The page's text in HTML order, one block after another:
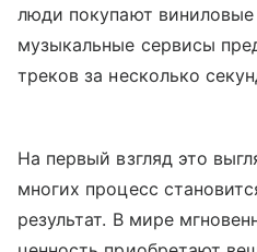
люди покупают виниловые
музыкальные сервисы
треков за несколько
На первый взгляд это
многих процесс
результат. В мире